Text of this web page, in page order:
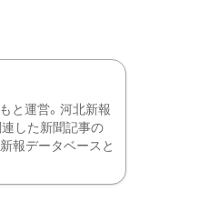
と運営。河北新報
した新聞記事の
報データベースと